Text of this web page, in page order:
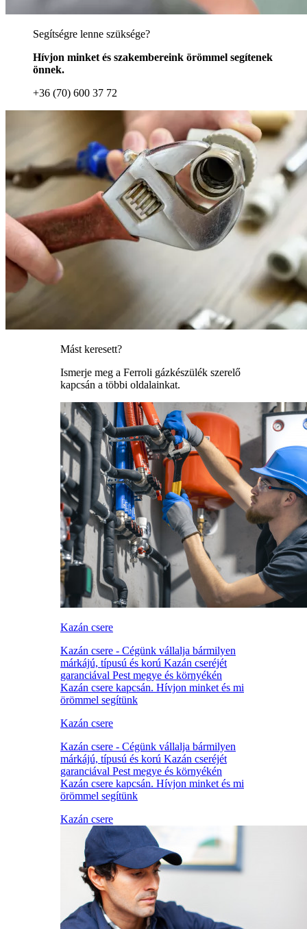
Segítségre lenne szüksége?
Hívjon minket és szakembereink örömmel segítenek
önnek.
+36 (70) 600 37 72
Mást keresett?
Ismerje meg a Ferroli gázkészülék szerelő
kapcsán a többi oldalainkat.
Kazán csere
Kazán csere - Cégünk vállalja bármilyen
márkájú, típusú és korú Kazán cseréjét
garanciával Pest megye és környékén
Kazán csere kapcsán. Hívjon minket és mi
örömmel segítünk
Kazán csere
Kazán csere - Cégünk vállalja bármilyen
márkájú, típusú és korú Kazán cseréjét
garanciával Pest megye és környékén
Kazán csere kapcsán. Hívjon minket és mi
örömmel segítünk
Kazán csere